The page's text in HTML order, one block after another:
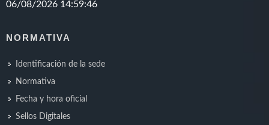
NORMATIVA
Identificación de la sede
Normativa
Fecha y hora oficial
Sellos Digitales